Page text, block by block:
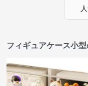
フィギュアケース小